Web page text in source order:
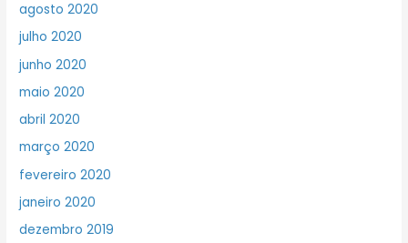
agosto 2020
julho 2020
junho 2020
maio 2020
abril 2020
março 2020
fevereiro 2020
janeiro 2020
dezembro 2019